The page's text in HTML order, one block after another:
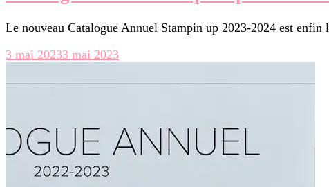
Le nouveau Catalogue Annuel Stampin up 2023-2024 est
3 mai 20233 mai 2023